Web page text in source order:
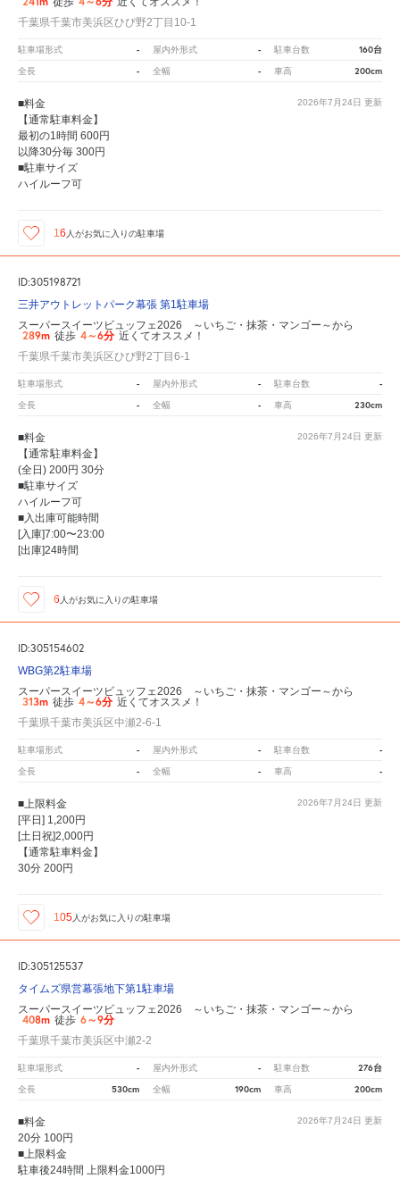
千葉県千葉市美浜区ひび野2丁目10-1
駐車場形式 - 屋内外形式 - 駐車台数 160台
全長 - 全幅 - 車高 200cm
2026年7月24日 更新
■料金
【通常駐車料金】
最初の1時間 600円
以降30分毎 300円
■駐車サイズ
ハイルーフ可
16 人がお気に入りの駐車場
ID:305198721
三井アウトレットパーク幕張 第1駐車場
スーパースイーツビュッフェ2026 ～いちご・抹茶・マンゴー～から
289m 徒歩 4～6分 近くてオススメ！
千葉県千葉市美浜区ひび野2丁目6-1
駐車場形式 - 屋内外形式 - 駐車台数 -
全長 - 全幅 - 車高 230cm
2026年7月24日 更新
■料金
【通常駐車料金】
(全日) 200円 30分
■駐車サイズ
ハイルーフ可
■入出庫可能時間
[入庫]7:00〜23:00
[出庫]24時間
6 人がお気に入りの駐車場
ID:305154602
WBG第2駐車場
スーパースイーツビュッフェ2026 ～いちご・抹茶・マンゴー～から
313m 徒歩 4～6分 近くてオススメ！
千葉県千葉市美浜区中瀬2-6-1
駐車場形式 - 屋内外形式 - 駐車台数 -
全長 - 全幅 - 車高 -
2026年7月24日 更新
■上限料金
[平日] 1,200円
[土日祝]2,000円
【通常駐車料金】
30分 200円
105人がお気に入りの駐車場
ID:305125537
タイムズ県営幕張地下第1駐車場
スーパースイーツビュッフェ2026 ～いちご・抹茶・マンゴー～から
408m 徒歩 6～9分
千葉県千葉市美浜区中瀬2-2
駐車場形式 - 屋内外形式 - 駐車台数 276台
全長 530cm 全幅 190cm 車高 200cm
2026年7月24日 更新
■料金
20分 100円
■上限料金
駐車後24時間 上限料金1000円